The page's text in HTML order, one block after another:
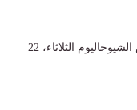
وزير الخارجية والهجرة يلتقى مع رئيس مجلس الشيوخاليوم الثلاثاء، 22